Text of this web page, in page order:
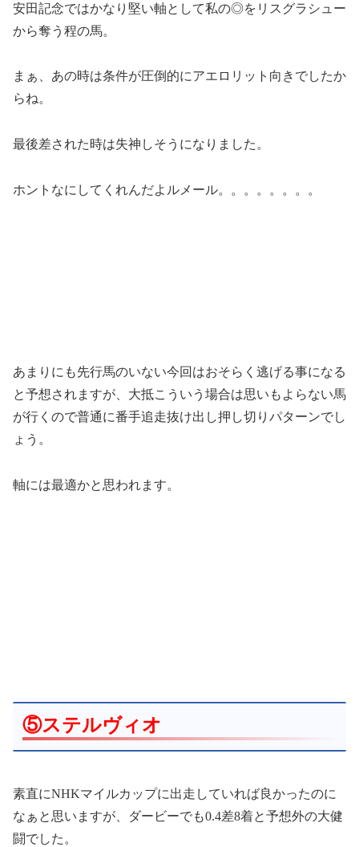
安田記念ではかなり堅い軸として私の◎をリスグラシュー
から奪う程の馬。
まぁ、あの時は条件が圧倒的にアエロリット向きでしたか
らね。
最後差された時は失神しそうになりました。
ホントなにしてくれんだよルメール。。。。。。。。
あまりにも先行馬のいない今回はおそらく逃げる事になる
と予想されますが、大抵こういう場合は思いもよらない馬
が行くので普通に番手追走抜け出し押し切りパターンでし
ょう。
軸には最適かと思われます。
⑤ステルヴィオ
素直にNHKマイルカップに出走していれば良かったのに
なぁと思いますが、ダービーでも0.4差8着と予想外の大健
闘でした。